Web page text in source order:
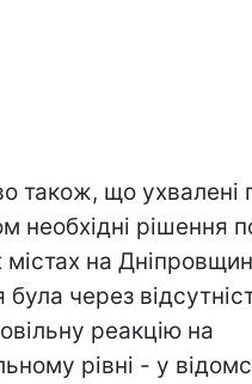
також, що ухвалені
необхідні рішення
містах на
була через
реакцію на
рівні - у